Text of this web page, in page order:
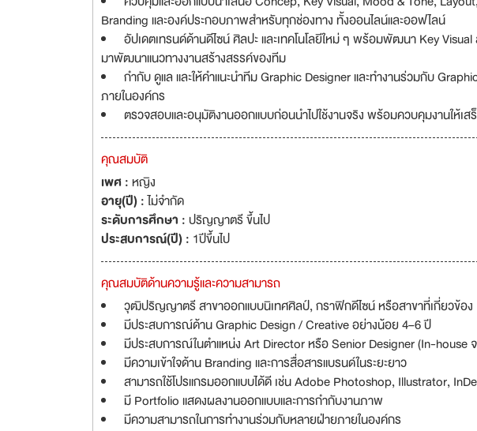
Branding และองค์ประกอบภาพสำหรับทุกช่องทาง ทั้งออนไลน์และออฟไลน์
อัปเดตเทรนด์ด้านดีไซน์ ศิลปะ และเทคโนโลยีใหม่ ๆ พร้อมพัฒนา Key
มาพัฒนาแนวทางงานสร้างสรรค์ของทีม
กำกับ ดูแล และให้คำแนะนำทีม Graphic Designer และทำงานร่วมกับ
ภายในองค์กร
ตรวจสอบและอนุมัติงานออกแบบก่อนนำไปใช้งานจริง พร้อมควบคุมงานให้เ
คุณสมบัติ
เพศ :หญิง
อายุ(ปี) :ไม่จำกัด
ระดับการศึกษา :ปริญญาตรี ขึ้นไป
ประสบการณ์(ปี) : 1ปีขึ้นไป
คุณสมบัติด้านความรู้และความสามารถ
วุฒิปริญญาตรี สาขาออกแบบนิเทศศิลป์, กราฟิกดีไซน์ หรือสาขาที่เกี่ยวข้อง
มีประสบการณ์ด้าน Graphic Design / Creative อย่างน้อย 4–6 ปี
มีประสบการณ์ในตำแหน่ง Art Director หรือ Senior Designer (In-house
มีความเข้าใจด้าน Branding และการสื่อสารแบรนด์ในระยะยาว
สามารถใช้โปรแกรมออกแบบได้ดี เช่น Adobe Photoshop, Illustrator,
มี Portfolio แสดงผลงานออกแบบและการกำกับงานภาพ
มีความสามารถในการทำงานร่วมกับหลายฝ่ายภายในองค์กร